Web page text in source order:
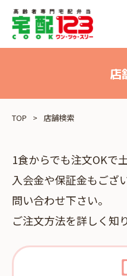
店
TOP 店舗検索
1食からでも注文OKで
入会金や保証金もござ
問い合わせ下さい。
ご注文方法を詳しく知